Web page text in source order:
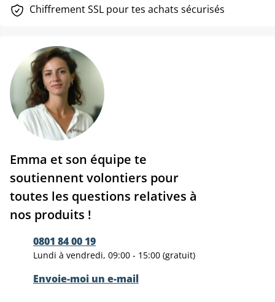
Chiffrement SSL pour tes achats sécurisés
Emma et son équipe te
soutiennent volontiers pour
toutes les questions relatives à
nos produits !
0801 84 00 19
Lundi à vendredi, 09:00 - 15:00 (gratuit)
Envoie-moi un e-mail